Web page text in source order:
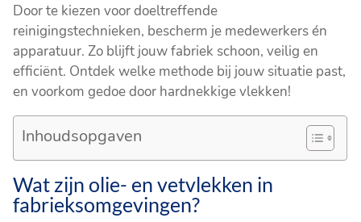
Door te kiezen voor doeltreffende
reinigingstechnieken, bescherm je medewerkers én
apparatuur. Zo blijft jouw fabriek schoon, veilig en
efficiënt. Ontdek welke methode bij jouw situatie past,
en voorkom gedoe door hardnekkige vlekken!
Inhoudsopgaven
Wat zijn olie- en vetvlekken in
fabrieksomgevingen?